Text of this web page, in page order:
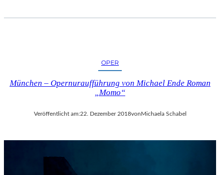
R
N
G
OPER
München – Opernuraufführung von Michael Ende Roman
„Momo“
Veröffentlicht am:22. Dezember 2018vonMichaela Schabel